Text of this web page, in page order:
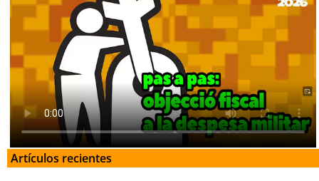
Artículos recientes